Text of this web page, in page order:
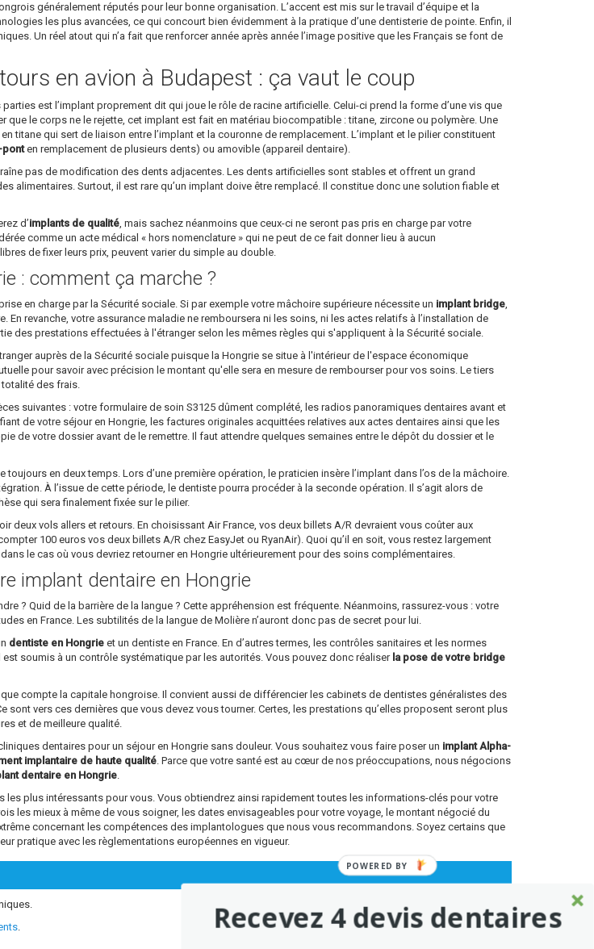
généralement réputés pour leur bonne organisation. L’accent est mis sur le travail d’équipe et la
les plus avancées, ce qui concourt bien évidemment à la pratique d’une dentisterie de pointe. Enfin, il
Un réel atout qui n’a fait que renforcer année après année l’image positive que les Français se font de
en avion à Budapest : ça vaut le coup
est l’implant proprement dit qui joue le rôle de racine artificielle. Celui-ci prend la forme d’une vis que
que le corps ne le rejette, cet implant est fait en matériau biocompatible : titane, zircone ou polymère. Une
en titane qui sert de liaison entre l’implant et la couronne de remplacement. L’implant et le pilier constituent
ponten remplacement de plusieurs dents) ou amovible (appareil dentaire).
pas de modification des dents adjacentes. Les dents artificielles sont stables et offrent un grand
Surtout, il est rare qu’un implant doive être remplacé. Il constitue donc une solution fiable et
d’implants de qualité, mais sachez néanmoins que ceux-ci ne seront pas pris en charge par votre
comme un acte médical « hors nomenclature » qui ne peut de ce fait donner lieu à aucun
de fixer leurs prix, peuvent varier du simple au double.
: comment ça marche ?
en charge par la Sécurité sociale. Si par exemple votre mâchoire supérieure nécessite un implant bridge,
En revanche, votre assurance maladie ne remboursera ni les soins, ni les actes relatifs à l’installation de
des prestations effectuées à l'étranger selon les mêmes règles qui s'appliquent à la Sécurité sociale.
auprès de la Sécurité sociale puisque la Hongrie se situe à l'intérieur de l'espace économique
pour savoir avec précision le montant qu'elle sera en mesure de rembourser pour vos soins. Le tiers
totalité des frais.
suivantes : votre formulaire de soin S3125 dûment complété, les radios panoramiques dentaires avant et
de votre séjour en Hongrie, les factures originales acquittées relatives aux actes dentaires ainsi que les
de votre dossier avant de le remettre. Il faut attendre quelques semaines entre le dépôt du dossier et le
toujours en deux temps. Lors d’une première opération, le praticien insère l’implant dans l’os de la mâchoire.
À l’issue de cette période, le dentiste pourra procéder à la seconde opération. Il s’agit alors de
qui sera finalement fixée sur le pilier.
deux vols allers et retours. En choisissant Air France, vos deux billets A/R devraient vous coûter aux
100 euros vos deux billets A/R chez EasyJet ou RyanAir). Quoi qu’il en soit, vous restez largement
le cas où vous devriez retourner en Hongrie ultérieurement pour des soins complémentaires.
implant dentaire en Hongrie
? Quid de la barrière de la langue ? Cette appréhension est fréquente. Néanmoins, rassurez-vous : votre
en France. Les subtilités de la langue de Molière n’auront donc pas de secret pour lui.
dentiste en Hongrie et un dentiste en France. En d’autres termes, les contrôles sanitaires et les normes
soumis à un contrôle systématique par les autorités. Vous pouvez donc réaliser la pose de votre bridge
compte la capitale hongroise. Il convient aussi de différencier les cabinets de dentistes généralistes des
sont vers ces dernières que vous devez vous tourner. Certes, les prestations qu’elles proposent seront plus
et de meilleure qualité.
dentaires pour un séjour en Hongrie sans douleur. Vous souhaitez vous faire poser un implant Alpha-
implantaire de haute qualité. Parce que votre santé est au cœur de nos préoccupations, nous négocions
dentaire en Hongrie.
plus intéressants pour vous. Vous obtiendrez ainsi rapidement toutes les informations-clés pour votre
les mieux à même de vous soigner, les dates envisageables pour votre voyage, le montant négocié du
concernant les compétences des implantologues que nous vous recommandons. Soyez certains que
pratique avec les règlementations européennes en vigueur.
. Recevez 4 devis dentaires
POWERED BY